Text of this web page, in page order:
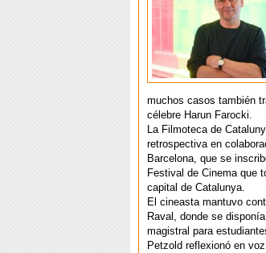
muchos casos también
célebre Harun Farocki.
La Filmoteca de
retrospectiva en
Barcelona, que se
Festival de Cinema que
capital de Catalunya.
El cineasta mantuvo
Raval, donde se
magistral para
Petzold reflexionó en